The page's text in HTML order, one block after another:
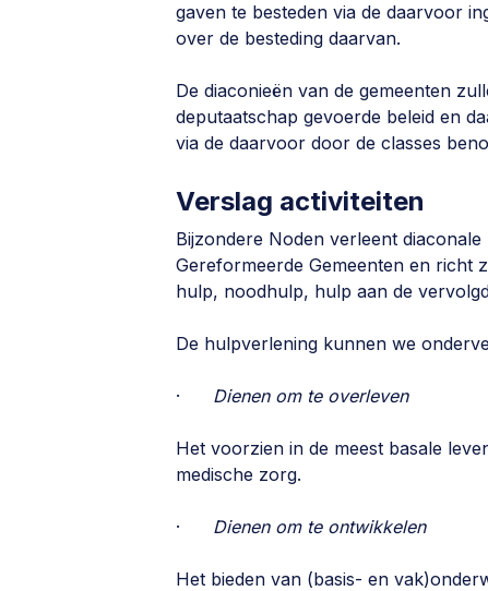
gaven te besteden via de daarvoor
over de besteding daarvan.
De diaconieën van de gemeenten
deputaatschap gevoerde beleid en
via de daarvoor door de classes
Verslag activiteiten
Bijzondere Noden verleent
Gereformeerde Gemeenten en richt
hulp, noodhulp, hulp aan de
De hulpverlening kunnen we
· Dienen om te overleven
Het voorzien in de meest basale
medische zorg.
· Dienen om te ontwikkelen
Het bieden van (basis- en